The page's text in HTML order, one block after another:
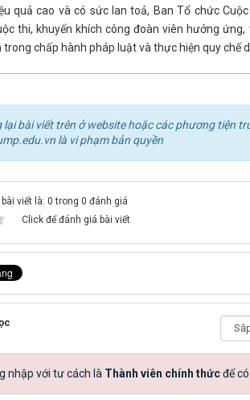
quả cao và có sức lan toả, Ban Tổ chức
thi, khuyến khích công đoàn viên hưởng
chấp hành pháp luật và thực hiện quy chế
lại bài viết trên ở website hoặc các phương tiện
là vi phạm bản quyền
viết là: 0 trong 0 đánh giá
Click để đánh giá bài viết
nhập với tư cách là Thành viên chính thứcđể